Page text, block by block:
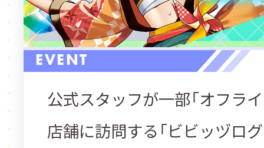
EVENT
公式スタッフが一部「オフラ
店舗に訪問する「ビビッヅロ